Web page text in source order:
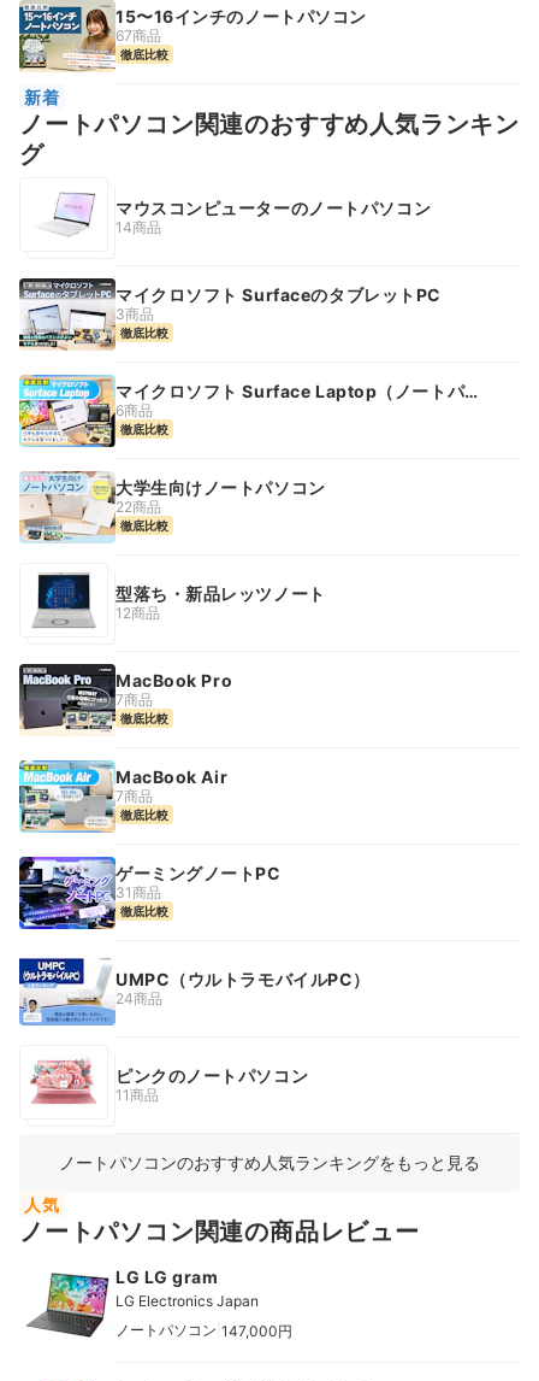
15〜16インチのノートパソコン
67商品
徹底比較
新着
ノートパソコン関連のおすすめ人気ランキン
グ
マウスコンピューターのノートパソコン
14商品
マイクロソフト SurfaceのタブレットPC
3商品
徹底比較
マイクロソフト Surface Laptop（ノートパソ
コン）
6商品
徹底比較
大学生向けノートパソコン
22商品
徹底比較
型落ち・新品レッツノート
12商品
MacBook Pro
7商品
徹底比較
MacBook Air
7商品
徹底比較
ゲーミングノートPC
31商品
徹底比較
UMPC（ウルトラモバイルPC）
24商品
ピンクのノートパソコン
11商品
ノートパソコンのおすすめ人気ランキングをもっと見る
人気
ノートパソコン関連の商品レビュー
LG LG gram
LG Electronics Japan
ノートパソコン 147,000円